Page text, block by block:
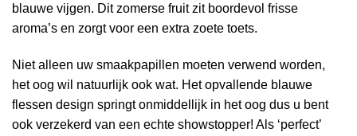
blauwe vijgen. Dit zomerse fruit zit boordevol frisse
aroma’s en zorgt voor een extra zoete toets.
Niet alleen uw smaakpapillen moeten verwend worden,
het oog wil natuurlijk ook wat. Het opvallende blauwe
flessen design springt onmiddellijk in het oog dus u bent
ook verzekerd van een echte showstopper! Als ‘perfect’